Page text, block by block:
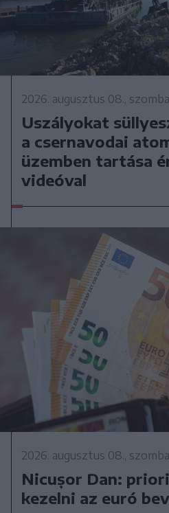
2026. augusztus 08.,
Uszályokat
a csernavodai
üzemben tartása
videóval
2026. augusztus 08.,
Nicușor Dan:
kezelni az euró